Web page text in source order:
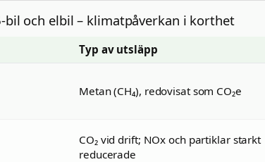
bil och elbil – klimatpåverkan i korthet
Typ av utsläpp
Metan (CH₄), redovisat som CO₂e
CO₂ vid drift; NOx och partiklar starkt
reducerade